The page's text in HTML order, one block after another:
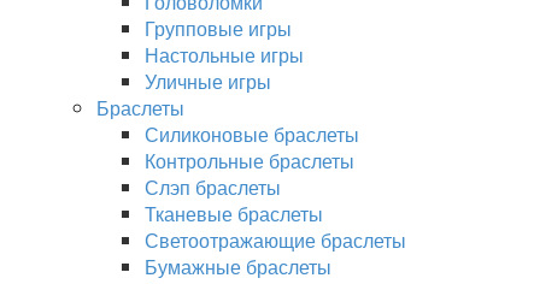
Групповые игры
Настольные игры
Уличные игры
Браслеты
Силиконовые браслеты
Контрольные браслеты
Слэп браслеты
Тканевые браслеты
Светоотражающие браслеты
Бумажные браслеты